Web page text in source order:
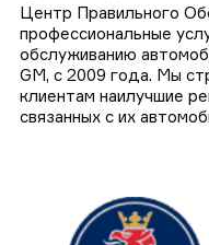
Центр Правильного
профессиональные
обслуживанию
GM, с 2009 года. Мы
клиентам наилучшие
связанных с их